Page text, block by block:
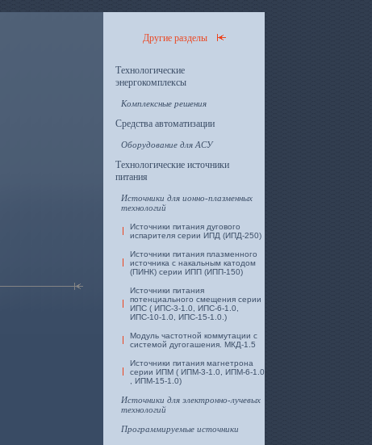
Другие разделы
Технологические
энергокомплексы
Комплексные решения
Средства автоматизации
Оборудование для АСУ
Технологические источники
питания
Источники для ионно-плазменных
технологий
Источники питания дугового
испарителя серии ИПД (ИПД-250)
Источники питания плазменного
источника с накальным катодом
(ПИНК) серии ИПП (ИПП-150)
Источники питания
потенциального смещения серии
ИПС ( ИПС-3-1.0, ИПС-6-1.0,
ИПС-10-1.0, ИПС-15-1.0.)
Модуль частотной коммутации с
системой дугогашения. МКД-1.5
Источники питания магнетрона
серии ИПМ ( ИПМ-3-1.0, ИПМ-6-1.0
, ИПМ-15-1.0)
Источники для электронно-лучевых
технологий
Программируемые источники